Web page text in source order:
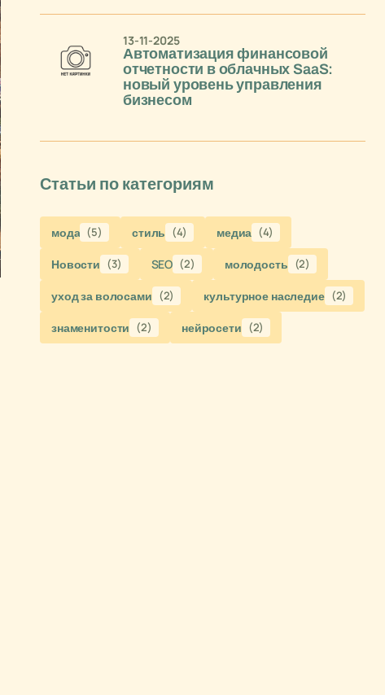
Автоматизация финансовой
отчетности в облачных SaaS:
новый уровень управления
бизнесом
13-11-2025
Статьи по категориям
мода (5) стиль (4) медиа (4)
Новости (3) SEO (2) молодость (2)
уход за волосами (2) культурное наследие (2)
знаменитости (2) нейросети (2)